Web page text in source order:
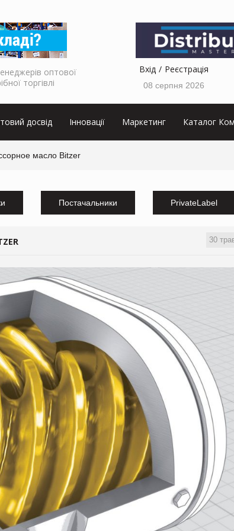
оптової
торгівлі
Вхід Реєстрація
08 серпня 2026
досвід Інновації Маркетинг Каталог
масло Bitzer
Постачальники PrivateLabel
30